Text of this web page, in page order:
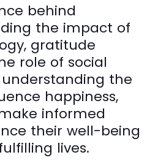
behind
the impact of
gratitude
role of social
the
happiness,
informed
their well-being
lives.